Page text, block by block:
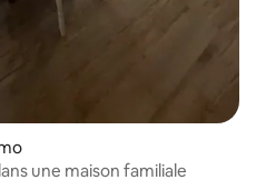
une maison familiale